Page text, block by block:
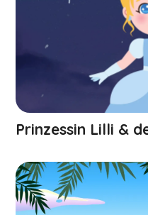
Prinzessin Lilli &